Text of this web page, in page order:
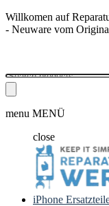
Willkomen auf
- Neuware vom
menu MENÜ
close
iPhone